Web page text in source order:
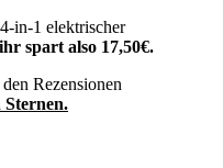
in-1 elektrischer
spart also 17,50€.
Rezensionen
Sternen.